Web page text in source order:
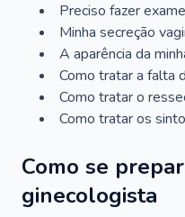
Preciso fazer
Minha secreção
A aparência da
Como tratar a falta
Como tratar o
Como tratar os
Como se
ginecologista